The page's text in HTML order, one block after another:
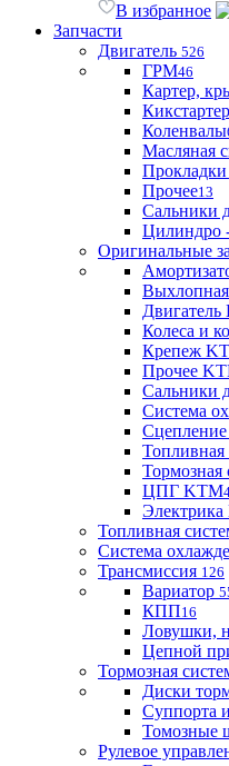
В избранное
Запчасти
Двигатель 526
ГРМ46
Картер,
Кикстартер
Коленвалы
Масляная
Прокладки
Прочее13
Сальники
Цилиндро
Оригинальные
Колеса и
Крепеж
Прочее
Сальники
Система
Тормозная
ЦПГ KTM
Топливная
Система
Трансмиссия 126
Вариатор
КПП16
Ловушки,
Цепной
Тормозная
Диски
Суппорта
Томозные
Рулевое